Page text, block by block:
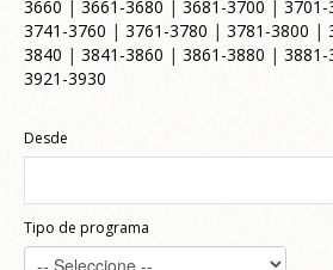
3660 | 3661-3680 | 3681-3700 | 3701-
3741-3760 | 3761-3780 | 3781-3800 |
3840 | 3841-3860 | 3861-3880 | 3881-
3921-3930
Desde
Tipo de programa